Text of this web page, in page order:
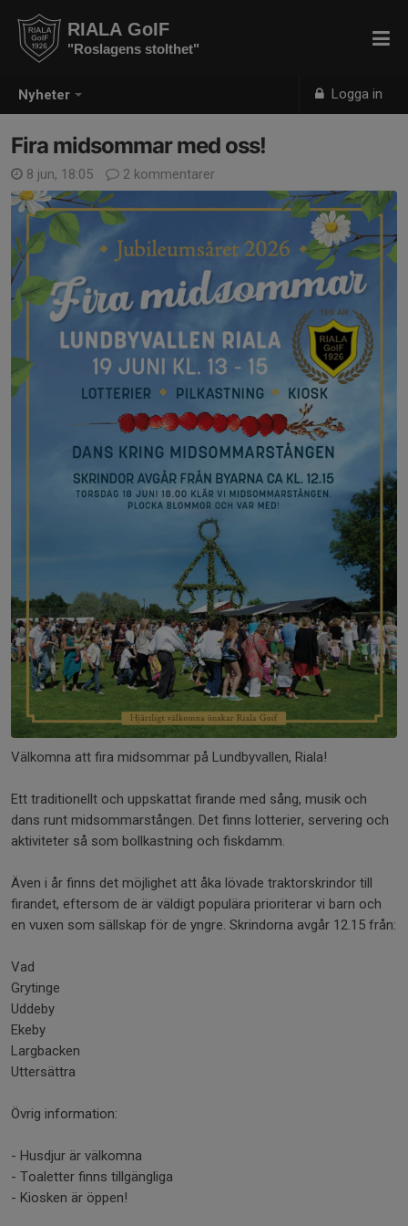
Nyheter Logga in
RIALA GoIF
"Roslagens stolthet"
Fira midsommar med oss!
8 jun, 18:05 2 kommentarer
Välkomna att fira midsommar på Lundbyvallen, Riala!
Ett traditionellt och uppskattat firande med sång, musik och
dans runt midsommarstången. Det finns lotterier, servering och
aktiviteter så som bollkastning och fiskdamm.
Även i år finns det möjlighet att åka lövade traktorskrindor till
firandet, eftersom de är väldigt populära prioriterar vi barn och
en vuxen som sällskap för de yngre. Skrindorna avgår 12.15 från:
Vad
Grytinge
Uddeby
Ekeby
Largbacken
Uttersättra
Övrig information:
- Husdjur är välkomna
- Toaletter finns tillgängliga
- Kiosken är öppen!